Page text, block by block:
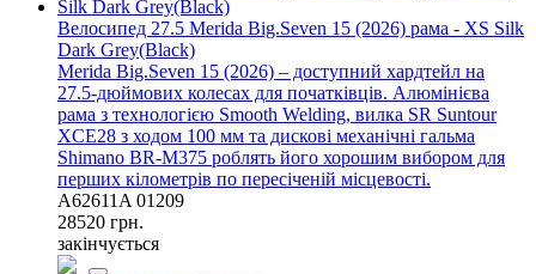
Велосипед 27.5 Merida Big.Seven 15 (2026) рама - XS Silk
Dark Grey(Black)
Merida Big.Seven 15 (2026) – доступний хардтейл на
27.5-дюймових колесах для початківців. Алюмінієва
рама з технологією Smooth Welding, вилка SR Suntour
XCE28 з ходом 100 мм та дискові механічні гальма
Shimano BR-M375 роблять його хорошим вибором для
перших кілометрів по пересіченій місцевості.
A62611A 01209
28520 грн.
закінчується